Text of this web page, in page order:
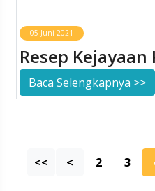
05 Juni 2021
Resep Kejayaan
Baca Selengkapnya >>
<< < 2 3